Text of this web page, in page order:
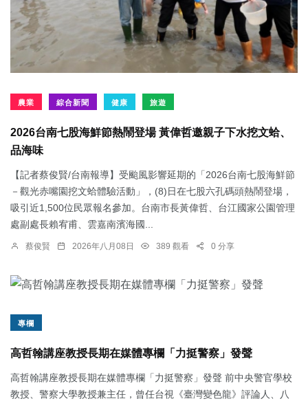
農業 綜合新聞 健康 旅遊
2026台南七股海鮮節熱鬧登場 黃偉哲邀親子下水挖文蛤、
品海味
【記者蔡俊賢/台南報導】受颱風影響延期的「2026台南七股海鮮節
－觀光赤嘴園挖文蛤體驗活動」，(8)日在七股六孔碼頭熱鬧登場，
吸引近1,500位民眾報名參加。台南市長黃偉哲、台江國家公園管理
處副處長賴宥甫、雲嘉南濱海國...
蔡俊賢 2026年八月08日 389 觀看 0 分享
專欄
高哲翰講座教授長期在媒體專欄「力挺警察」發聲
高哲翰講座教授長期在媒體專欄「力挺警察」發聲 前中央警官學校
教授、警察大學教授兼主任，曾任台視《臺灣變色龍》評論人、八